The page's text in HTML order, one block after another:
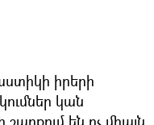
իրերի
կան